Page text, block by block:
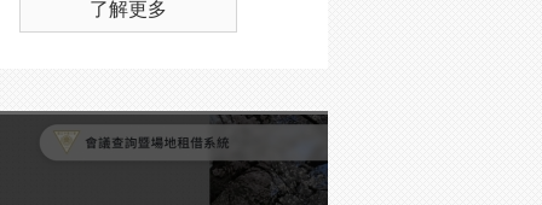
了解更多